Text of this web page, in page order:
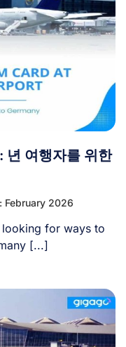
년 여행자를 위한
February 2026
for ways to
[...]